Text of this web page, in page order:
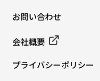
お問い合わせ
会社概要
プライバシーポリシー